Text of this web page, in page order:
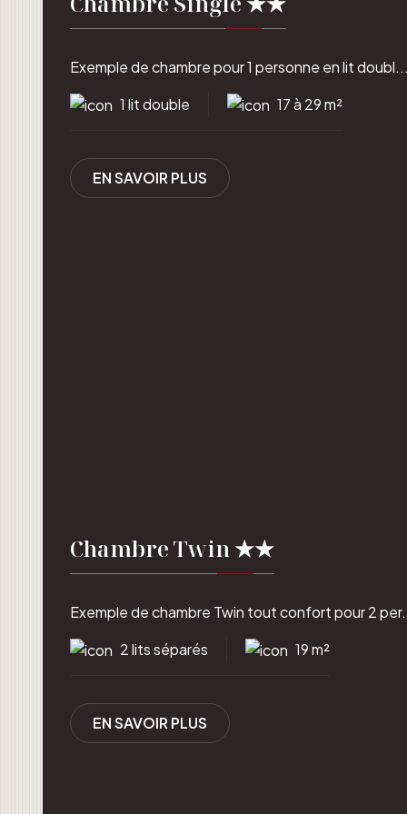
Exemple de chambre pour 1 personne en lit doubl...
1 lit double
17 à 29 m²
EN SAVOIR PLUS
Chambre Twin ★★
Exemple de chambre Twin tout confort pour 2
2 lits séparés
19 m²
EN SAVOIR PLUS